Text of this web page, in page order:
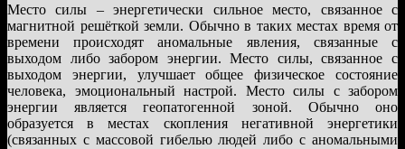
Место силы – энергетически сильное место, связанное с
магнитной решёткой земли. Обычно в таких местах время от
времени происходят аномальные явления, связанные с
выходом либо забором энергии. Место силы, связанное с
выходом энергии, улучшает общее физическое состояние
человека, эмоциональный настрой. Место силы с забором
энергии является геопатогенной зоной. Обычно оно
образуется в местах скопления негативной энергетики
(связанных с массовой гибелью людей либо с аномальными